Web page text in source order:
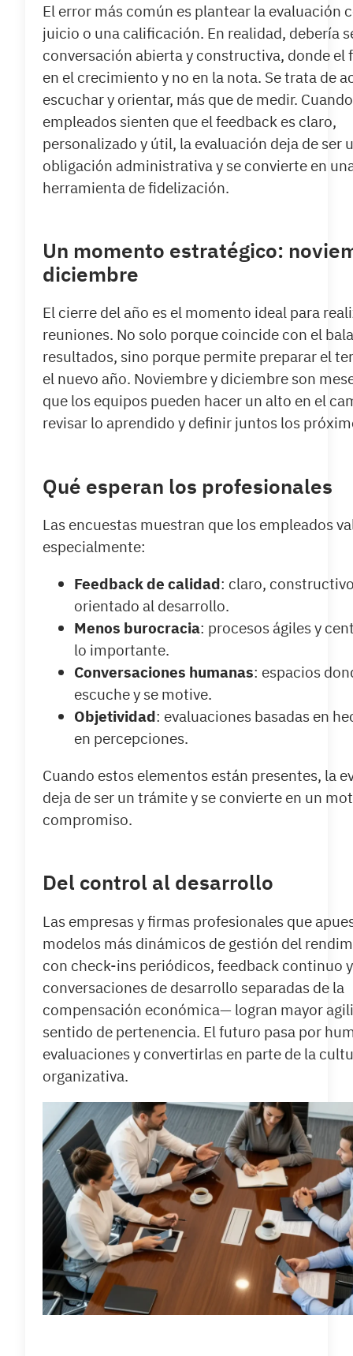
El error más común es plantear la evaluación
juicio o una calificación. En realidad, debería
conversación abierta y constructiva, donde el
en el crecimiento y no en la nota. Se trata de
escuchar y orientar, más que de medir.
empleados sienten que el feedback es claro,
personalizado y útil, la evaluación deja de ser
obligación administrativa y se convierte en
herramienta de fidelización.
Un momento estratégico:
diciembre
El cierre del año es el momento ideal para
reuniones. No solo porque coincide con el
resultados, sino porque permite preparar el
el nuevo año. Noviembre y diciembre son
que los equipos pueden hacer un alto en el
revisar lo aprendido y definir juntos los
Qué esperan los profesionales
Las encuestas muestran que los empleados
especialmente:
Feedback de calidad: claro,
orientado al desarrollo.
Menos burocracia: procesos ágiles y
lo importante.
Conversaciones humanas: espacios
escuche y se motive.
Objetividad: evaluaciones basadas en
en percepciones.
Cuando estos elementos están presentes, la
deja de ser un trámite y se convierte en un
compromiso.
Del control al desarrollo
Las empresas y firmas profesionales que
modelos más dinámicos de gestión del
con check-ins periódicos, feedback continuo y
conversaciones de desarrollo separadas de la
compensación económica— logran mayor
sentido de pertenencia. El futuro pasa por
evaluaciones y convertirlas en parte de la
organizativa.